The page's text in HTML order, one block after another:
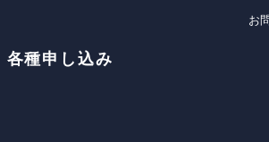
各種申し込み
お